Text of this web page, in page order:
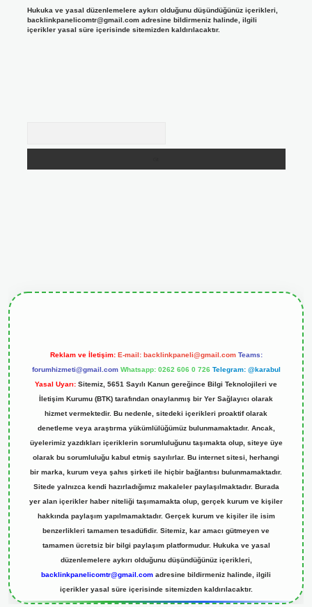
Hukuka ve yasal düzenlemelere aykırı olduğunu düşündüğünüz içerikleri,
backlinkpanelicomtr@gmail.comadresine bildirmeniz halinde, ilgili
içerikler yasal süre içerisinde sitemizden kaldırılacaktır.
Reklam ve İletişim: E-mail: backlinkpaneli@gmail.com Teams:
forumhizmeti@gmail.com Whatsapp: 0262 606 0 726 Telegram: @karabul
Yasal Uyarı: Sitemiz, 5651 Sayılı Kanun gereğince Bilgi Teknolojileri ve
İletişim Kurumu (BTK) tarafından onaylanmış bir Yer Sağlayıcı olarak
hizmet vermektedir. Bu nedenle, sitedeki içerikleri proaktif olarak
denetleme veya araştırma yükümlülüğümüz bulunmamaktadır. Ancak,
üyelerimiz yazdıkları içeriklerin sorumluluğunu taşımakta olup, siteye üye
olarak bu sorumluluğu kabul etmiş sayılırlar. Bu internet sitesi, herhangi
bir marka, kurum veya şahıs şirketi ile hiçbir bağlantısı bulunmamaktadır.
Sitede yalnızca kendi hazırladığımız makaleler paylaşılmaktadır. Burada
yer alan içerikler haber niteliği taşımamakta olup, gerçek kurum ve kişiler
hakkında paylaşım yapılmamaktadır. Gerçek kurum ve kişiler ile isim
benzerlikleri tamamen tesadüfidir. Sitemiz, kar amacı gütmeyen ve
tamamen ücretsiz bir bilgi paylaşım platformudur. Hukuka ve yasal
düzenlemelere aykırı olduğunu düşündüğünüz içerikleri,
backlinkpanelicomtr@gmail.com adresine bildirmeniz halinde, ilgili
içerikler yasal süre içerisinde sitemizden kaldırılacaktır.